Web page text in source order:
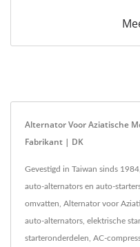
Alternator Voor Aziatische
Fabrikant | DK
Gevestigd in Taiwan sinds
auto-alternators en auto-
omvatten, Alternator voor
auto-alternators, elektrische
starteronderdelen, AC-